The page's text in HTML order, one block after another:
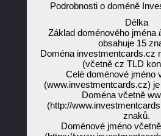
Podrobnosti o doméně
Délka
Základ doménového jména
obsahuje 15
Doména investmentcards.cz
(včetně cz TLD
Celé doménové jméno
(www.investmentcards.cz)
Doména včetně
(http://
znaků.
Doménové jméno